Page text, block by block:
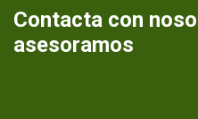
Contacta con
asesoramos